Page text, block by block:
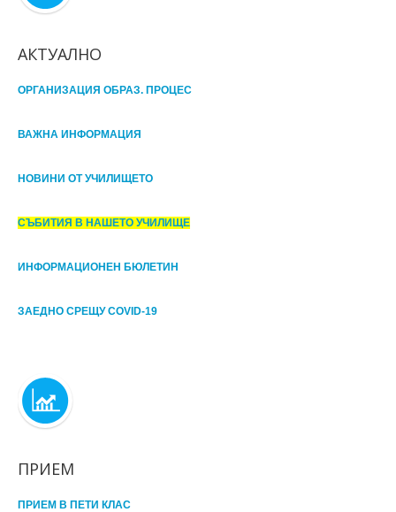
АКТУАЛНО
ОРГАНИЗАЦИЯ ОБРАЗ. ПРОЦЕС
ВАЖНА ИНФОРМАЦИЯ
НОВИНИ ОТ УЧИЛИЩЕТО
СЪБИТИЯ В НАШЕТО УЧИЛИЩЕ
ИНФОРМАЦИОНЕН БЮЛЕТИН
ЗАЕДНО СРЕЩУ COVID-19
ПРИЕМ
ПРИЕМ В ПЕТИ КЛАС